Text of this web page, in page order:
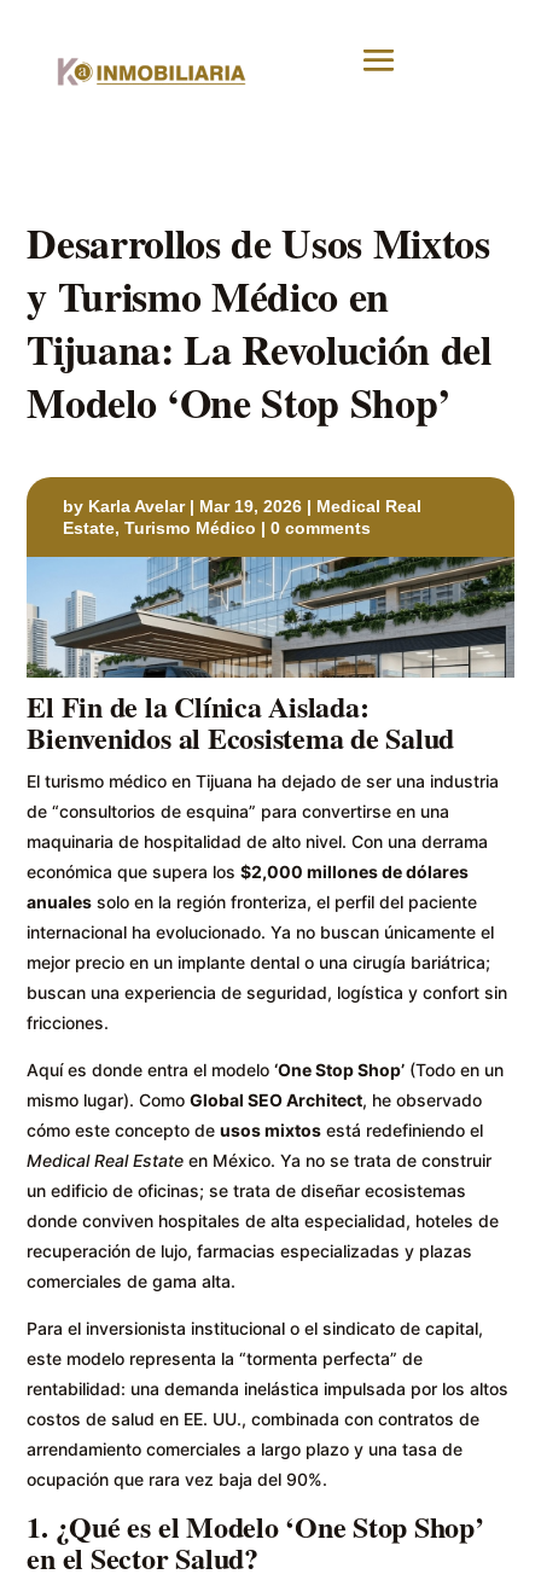
Desarrollos de Usos Mixtos
y Turismo Médico en
Tijuana: La Revolución del
Modelo ‘One Stop Shop’
by Karla Avelar| Mar 19, 2026 | Medical Real
Estate,Turismo Médico |0 comments
El Fin de la Clínica Aislada:
Bienvenidos al Ecosistema de Salud
El turismo médico en Tijuana ha dejado de ser una industria
de “consultorios de esquina” para convertirse en una
maquinaria de hospitalidad de alto nivel. Con una derrama
económica que supera los$2,000 millones de dólares
anuales solo en la región fronteriza, el perfil del paciente
internacional ha evolucionado. Ya no buscan únicamente el
mejor precio en un implante dental o una cirugía bariátrica;
buscan una experiencia de seguridad, logística y confort sin
fricciones.
Aquí es donde entra el modelo‘One Stop Shop’ (Todo en un
mismo lugar). ComoGlobal SEO Architect, he observado
cómo este concepto deusos mixtos está redefiniendo el
Medical Real Estate en México. Ya no se trata de construir
un edificio de oficinas; se trata de diseñar ecosistemas
donde conviven hospitales de alta especialidad, hoteles de
recuperación de lujo, farmacias especializadas y plazas
comerciales de gama alta.
Para el inversionista institucional o el sindicato de capital,
este modelo representa la “tormenta perfecta” de
rentabilidad: una demanda inelástica impulsada por los altos
costos de salud en EE. UU., combinada con contratos de
arrendamiento comerciales a largo plazo y una tasa de
ocupación que rara vez baja del 90%.
1. ¿Qué es el Modelo ‘One Stop Shop’
en el Sector Salud?